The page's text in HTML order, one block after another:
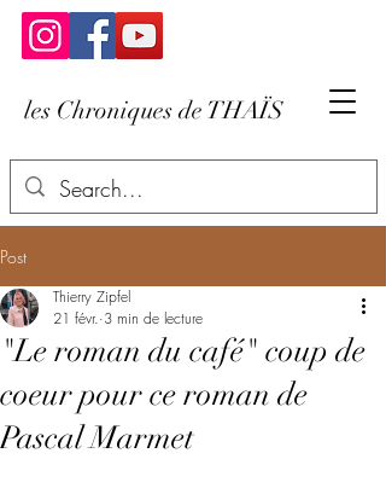
les Chroniques de THAÏS
Post
"Le roman du café" coup de
coeur pour ce roman de
Pascal Marmet
Thierry Zipfel
21 févr. 3 min de lecture